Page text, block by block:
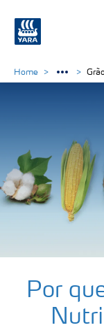
para
culturas
Fertilizantes
Home
Por